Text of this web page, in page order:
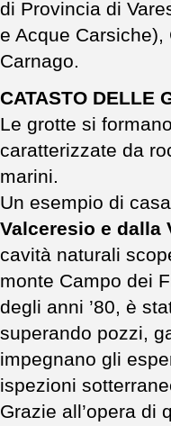
di Provincia di
e Acque
Carnago.
CATASTO DELLE
Le grotte si
caratterizzate da
marini.
Un esempio di
Valceresio e dalla
cavità naturali
monte Campo dei
degli anni ’80, è
superando pozzi,
impegnano gli
ispezioni
Grazie all’opera di